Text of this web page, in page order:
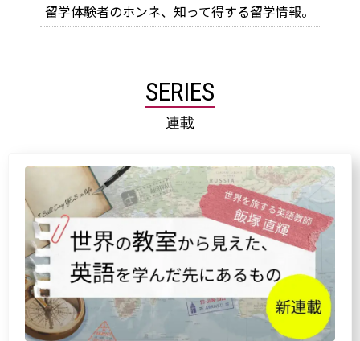
留学体験者のホンネ、知って得する留学情報。
SERIES
連載